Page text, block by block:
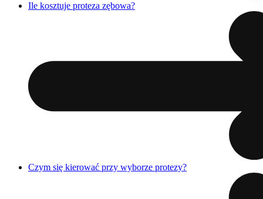
Ile kosztuje proteza zębowa?
Czym się kierować przy wyborze protezy?